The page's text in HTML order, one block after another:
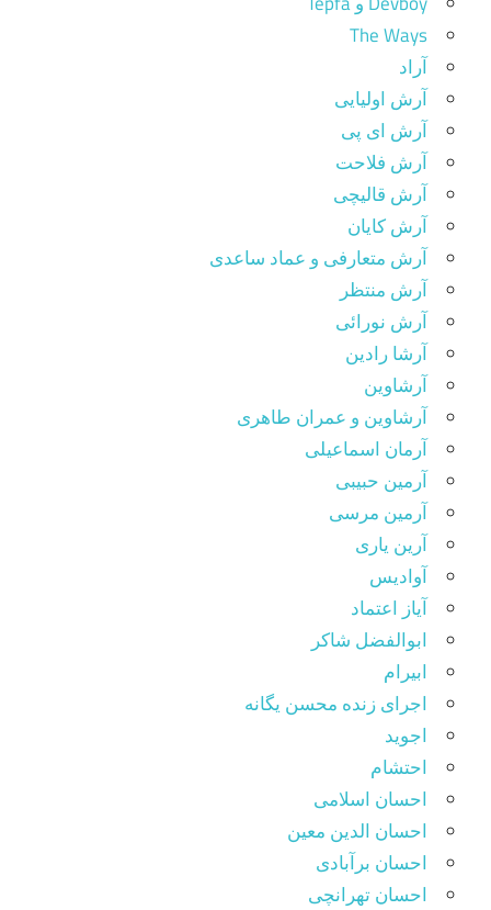
The Ways
آراد
آرش اولیایی
آرش ای پی
آرش فلاحت
آرش قالیچی
آرش کایان
آرش متعارفی و عماد ساعدی
آرش منتظر
آرش نورائی
آرشا رادین
آرشاوین
آرشاوین و عمران طاهری
آرمان اسماعیلی
آرمین حبیبی
آرمین مرسی
آرین یاری
آوادیس
آیاز اعتماد
ابوالفضل شاکر
ابیرام
اجرای زنده محسن یگانه
اجوید
احتشام
احسان اسلامی
احسان الدین معین
احسان برآبادی
احسان تهرانچی